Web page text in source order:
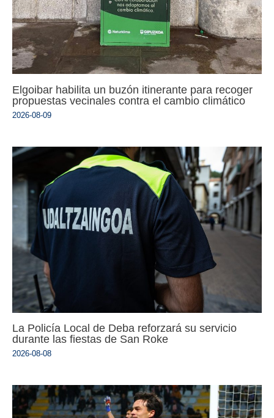
Elgoibar habilita un buzón itinerante para recoger
propuestas vecinales contra el cambio climático
2026-08-09
La Policía Local de Deba reforzará su servicio
durante las fiestas de San Roke
2026-08-08